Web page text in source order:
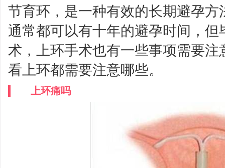
节育环，是一种有效的长期避孕
通常都可以有十年的避孕时间，
术，上环手术也有一些事项需要
看上环都需要注意哪些。
上环痛吗